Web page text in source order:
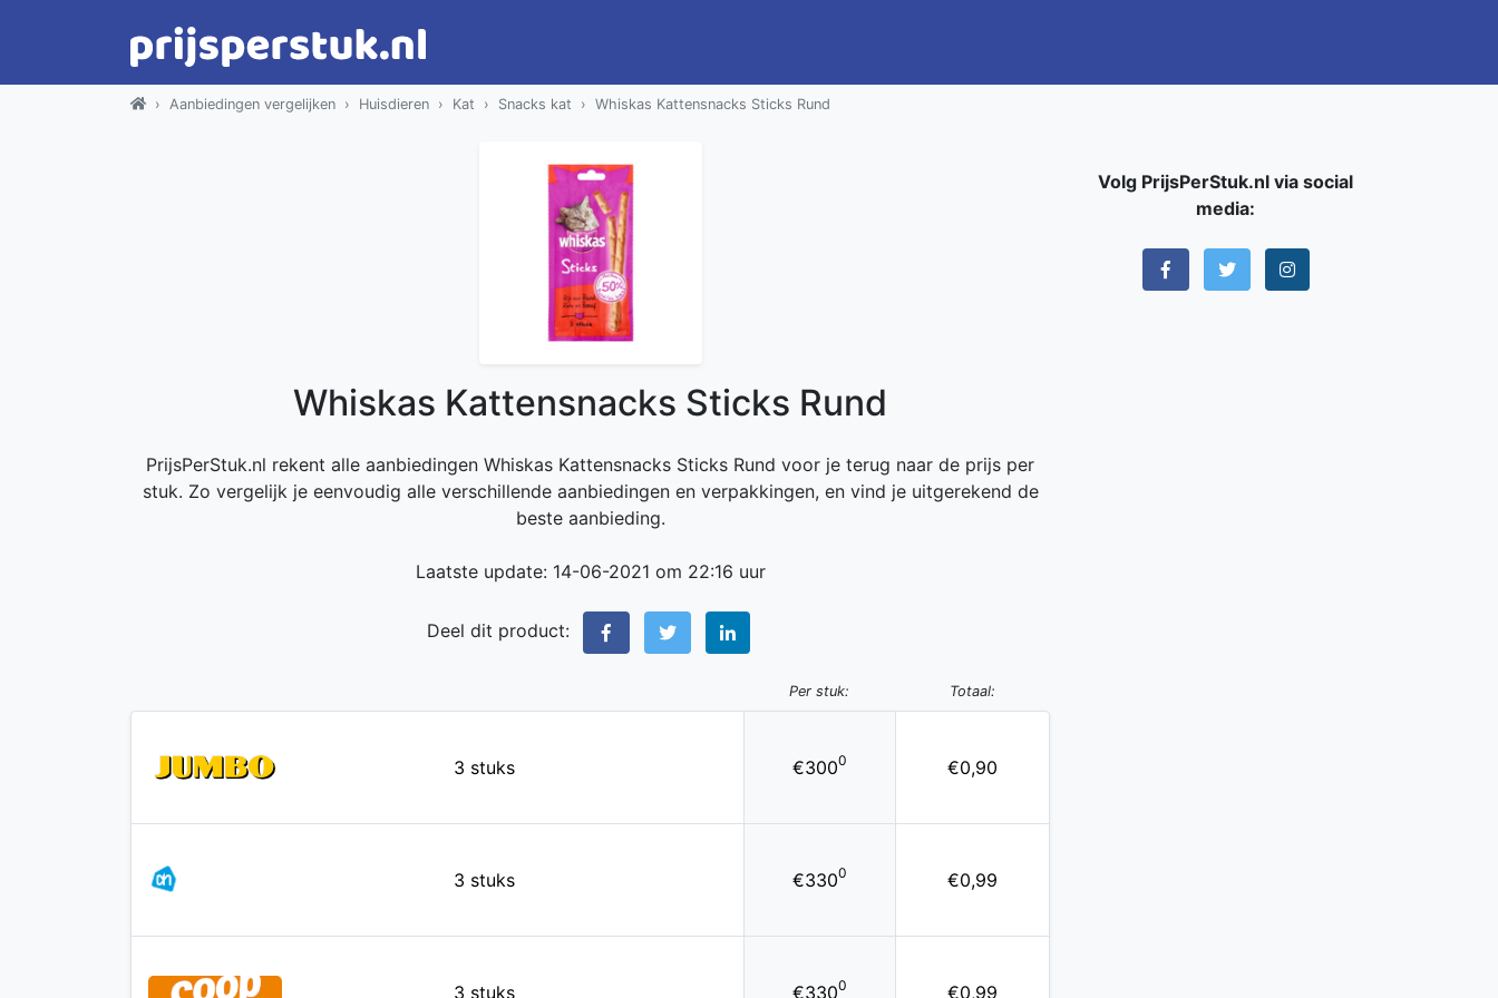
Aanbiedingen vergelijken Huisdieren Kat Snacks kat Whiskas Kattensnacks Sticks Rund
Whiskas Kattensnacks Sticks Rund
PrijsPerStuk.nl rekent alle aanbiedingen Whiskas Kattensnacks Sticks Rund voor je terug naar de prijs per
stuk. Zo vergelijk je eenvoudig alle verschillende aanbiedingen en verpakkingen, en vind je uitgerekend de
beste aanbieding.
Laatste update: 14-06-2021 om 22:16 uur
Deel dit product:
Per stuk: Totaal:
3 stuks €3000 €0,90
3 stuks €3300 €0,99
3 stuks €3300 €0,99
Volg PrijsPerStuk.nl via social
media: